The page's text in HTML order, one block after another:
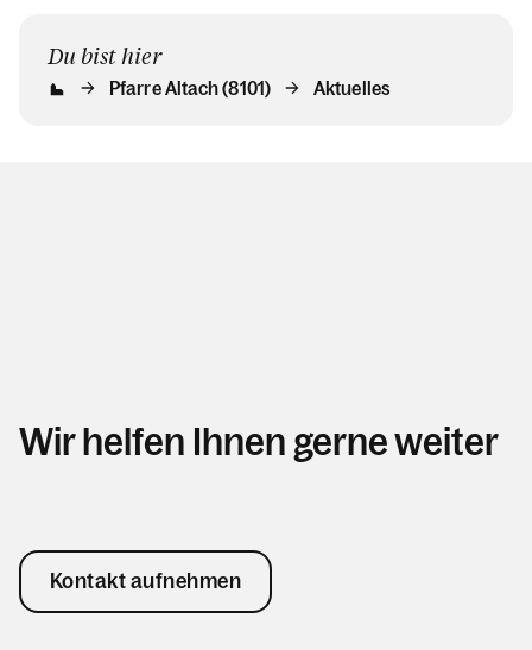
Du bist hier
Pfarre Altach (8101) Aktuelles
Wir helfen Ihnen gerne weiter
Kontakt aufnehmen